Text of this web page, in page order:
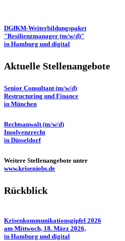
DGfKM-Weiterbildungspaket
"Resilienzmanager (m/w/d)"
in Hamburg und digital
Aktuelle Stellenangebote
Senior Consultant (m/w/d)
Restructuring und Finance
in München
Rechtsanwalt (m/w/d)
Insolvenzrecht
in Düsseldorf
Weitere Stellenangebote unter
www.krisenjobs.de
Rückblick
Krisenkommunikationsgipfel 2026
am Mittwoch, 18. März 2026,
in Hamburg und digital